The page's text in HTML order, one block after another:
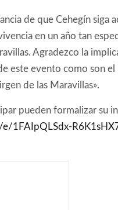
de que Cehegín siga
en un año tan
Agradezco la
este evento como son
de las Maravillas».
pueden formalizar su
1FAIpQLSdx-